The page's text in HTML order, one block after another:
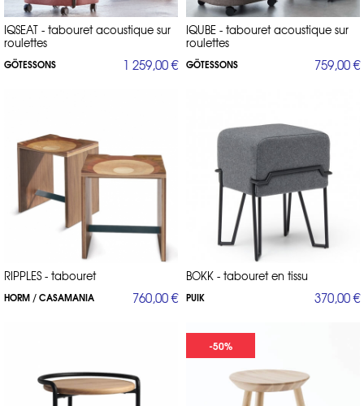
IQSEAT - tabouret acoustique sur
roulettes
GÖTESSONS 1 259,00 €
IQUBE - tabouret acoustique sur
roulettes
GÖTESSONS 759,00 €
RIPPLES - tabouret
HORM / CASAMANIA 760,00 €
BOKK - tabouret en tissu
PUIK 370,00 €
-50%